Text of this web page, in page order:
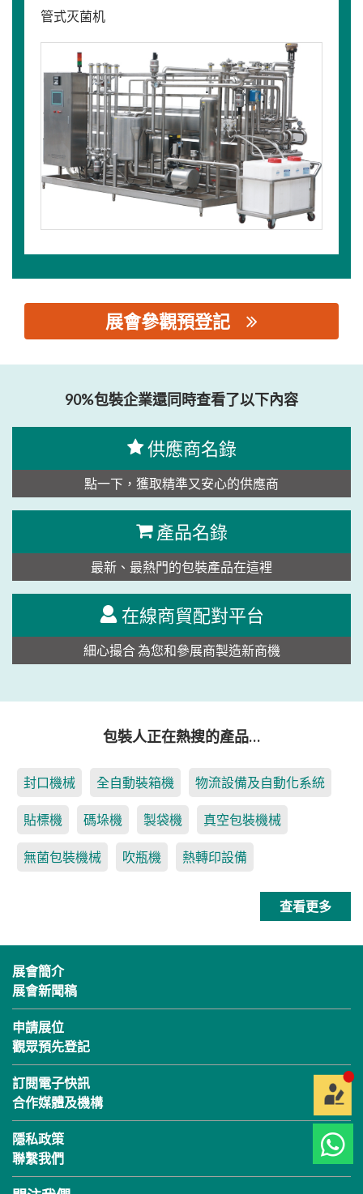
管式灭菌机
展會參觀預登記
90%包裝企業還同時查看了以下內容
供應商名錄
點一下，獲取精準又安心的供應商
產品名錄
最新、最熱門的包裝產品在這裡
在線商貿配對平台
細心撮合 為您和參展商製造新商機
包裝人正在熱搜的產品…
封口機械 全自動裝箱機 物流設備及自動化系統
貼標機 碼垛機 製袋機 真空包裝機械
無菌包裝機械 吹瓶機 熱轉印設備
查看更多
展會簡介
展會新聞稿
申請展位
觀眾預先登記
訂閱電子快訊
合作媒體及機構
隱私政策
聯繫我們